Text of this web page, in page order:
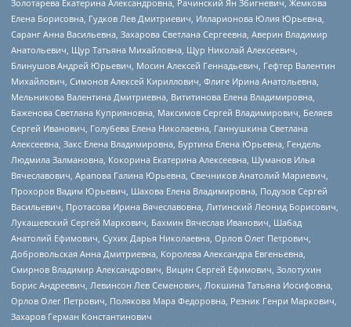
Золотарева Екатерина Александровна, Рачинский Ян Збигневич, Жемкова
Елена Борисовна, Гудков Лев Дмитриевич, Илларионова Юлия Юрьевна,
Саранг Анна Васильевна, Захарова Светлана Сергеевна, Аверин Владимир
Анатольевич, Щур Татьяна Михайловна, Щур Николай Алексеевич,
Блинушов Андрей Юрьевич, Мосин Алексей Геннадьевич, Гефтер Валентин
Михайлович, Симонов Алексей Кириллович, Флиге Ирина Анатольевна,
Мельникова Валентина Дмитриевна, Вититинова Елена Владимировна,
Баженова Светлана Куприяновна, Максимов Сергей Владимирович, Беляев
Сергей Иванович, Голубева Елена Николаевна, Ганнушкина Светлана
Алексеевна, Закс Елена Владимировна, Буртина Елена Юрьевна, Гендель
Людмила Залмановна, Кокорина Екатерина Алексеевна, Шуманов Илья
Вячеславович, Арапова Галина Юрьевна, Свечников Анатолий Мариевич,
Прохоров Вадим Юрьевич, Шахова Елена Владимировна, Подузов Сергей
Васильевич, Протасова Ирина Вячеславовна, Литинский Леонид Борисович,
Лукашевский Сергей Маркович, Бахмин Вячеслав Иванович, Шабад
Анатолий Ефимович, Сухих Дарья Николаевна, Орлов Олег Петрович,
Добровольская Анна Дмитриевна, Королева Александра Евгеньевна,
Смирнов Владимир Александрович, Вицин Сергей Ефимович, Золотухин
Борис Андреевич, Левинсон Лев Семенович, Локшина Татьяна Иосифовна,
Орлов Олег Петрович, Полякова Мара Федоровна, Резник Генри Маркович,
Захаров Герман Константинович